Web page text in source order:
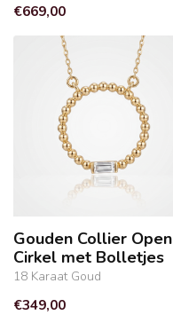
€669,00
Gouden Collier Open
Cirkel met Bolletjes
18 Karaat Goud
€349,00